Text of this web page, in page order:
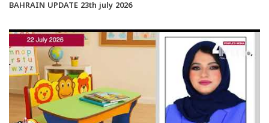
BAHRAIN UPDATE 23th july 2026